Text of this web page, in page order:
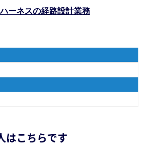
ーネスの経路設計業務
はこちらです